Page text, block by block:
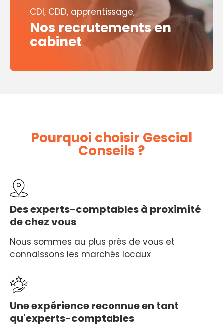
CDI, CDD, apprentissage,
Nos recrutements en
cabinet
Pourquoi choisir Gescial
Conseils ?
Des experts-comptables à proximité
de chez vous
Nous sommes au plus près de vous et
connaissons les marchés locaux
Une expérience reconnue en tant
qu'experts-comptables